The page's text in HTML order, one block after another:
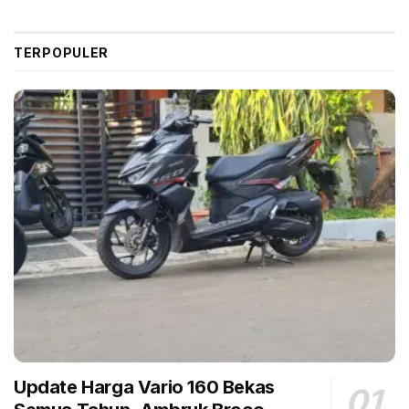
kerja sama dengan pelanggan OEM dengan
memenangkan perlengkapan OEM baru. Semua
pencapaian ini telah membuka jalan bagi pertumbuhan
jangka panjang yang cepat.
Dia menambahkan, Goodyear menekankan fokus
pada keberlanjutan. Dengan menyeimbangkan
pertimbangan lingkungan, sosial, dan keuangan,
perseroan berkomitmen memberikan yang terbaik bagi
pemegang saham tanpa mengorbankan kemampuan
generasi mendatang untuk memenuhi kebutuhan
mereka.
Sejalan dengan tren pertumbuhan bisnis perseroan,
dia menyatakan, Goodyear Indonesia secara konsisten
mengutamakan keselamatan dan kesehatan karyawan
TERPOPULER
Update Harga Vario 160 Bekas